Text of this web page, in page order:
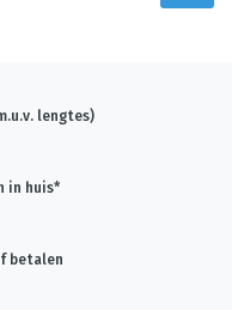
lengtes)
in huis*
betalen